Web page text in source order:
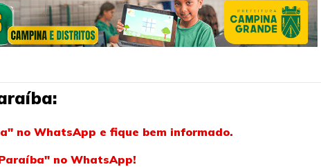
no WhatsApp e fique bem informado.
no WhatsApp!